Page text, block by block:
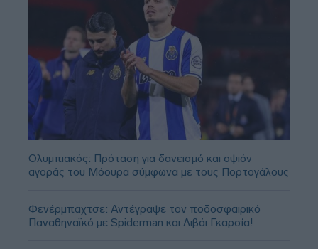
Ολυμπιακός: Πρόταση για δανεισμό και οψιόν
αγοράς του Μόουρα σύμφωνα με τους Πορτογάλους
Φενέρμπαχτσε: Αντέγραψε τον ποδοσφαιρικό
Παναθηναϊκό με Spiderman και Λιβάι Γκαρσία!